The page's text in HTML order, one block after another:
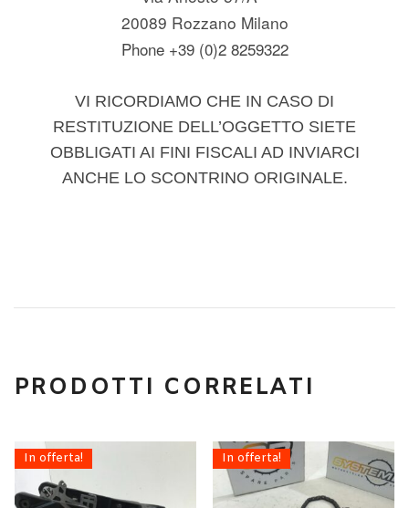
20089 Rozzano Milano
Phone +39 (0)2 8259322
VI RICORDIAMO CHE IN CASO DI
RESTITUZIONE DELL’OGGETTO SIETE
OBBLIGATI AI FINI FISCALI AD INVIARCI
ANCHE LO SCONTRINO ORIGINALE.
PRODOTTI CORRELATI
In offerta! In offerta!